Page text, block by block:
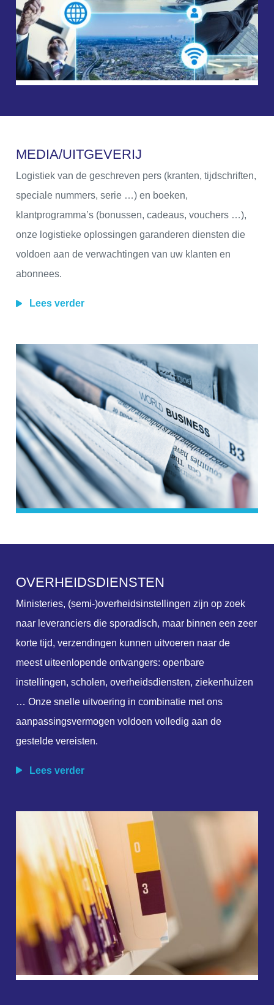
MEDIA/UITGEVERIJ
Logistiek van de geschreven pers (kranten, tijdschriften,
speciale nummers, serie …) en boeken,
klantprogramma’s (bonussen, cadeaus, vouchers …),
onze logistieke oplossingen garanderen diensten die
voldoen aan de verwachtingen van uw klanten en
abonnees.
Lees verder
OVERHEIDSDIENSTEN
Ministeries, (semi-)overheidsinstellingen zijn op zoek
naar leveranciers die sporadisch, maar binnen een zeer
korte tijd, verzendingen kunnen uitvoeren naar de
meest uiteenlopende ontvangers: openbare
instellingen, scholen, overheidsdiensten, ziekenhuizen
… Onze snelle uitvoering in combinatie met ons
aanpassingsvermogen voldoen volledig aan de
gestelde vereisten.
Lees verder